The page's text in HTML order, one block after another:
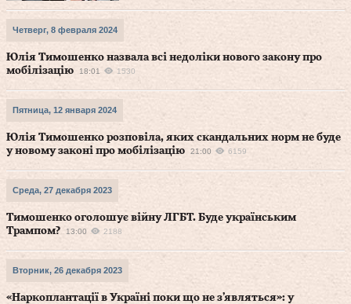
Четверг, 8 февраля 2024
Юлія Тимошенко назвала всі недоліки нового закону про
мобілізацію
18:01 1530
Пятница, 12 января 2024
Юлія Тимошенко розповіла, яких скандальних норм не буде
у новому законі про мобілізацію
21:00 6159
Среда, 27 декабря 2023
Тимошенко оголошує війну ЛГБТ. Буде українським
Трампом?
13:00 2188
Вторник, 26 декабря 2023
«Наркоплантації в Україні поки що не з’являться»: у